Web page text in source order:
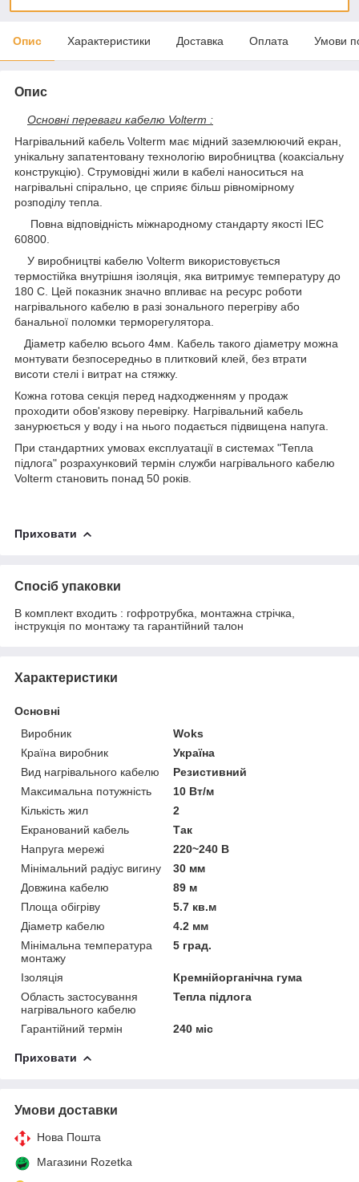
Опис Характеристики Доставка Оплата Умови
Опис
Основні переваги кабелю Volterm :
Нагрівальний кабель Volterm має мідний заземлюючий екран,
унікальну запатентовану технологію виробництва (коаксіальну
конструкцію). Струмовідні жили в кабелі наноситься на
нагрівальні спірально, це сприяє більш рівномірному
розподілу тепла.
Повна відповідність міжнародному стандарту якості IEC
60800.
У виробництві кабелю Volterm використовується
термостійка внутрішня ізоляція, яка витримує температуру до
180 С. Цей показник значно впливає на ресурс роботи
нагрівального кабелю в разі зонального перегріву або
банальної поломки терморегулятора.
Діаметр кабелю всього 4мм. Кабель такого діаметру можна
монтувати безпосередньо в плитковий клей, без втрати
висоти стелі і витрат на стяжку.
Кожна готова секція перед надходженням у продаж
проходити обов'язкову перевірку. Нагрівальний кабель
занурюється у воду і на нього подається підвищена напуга.
При стандартних умовах експлуатації в системах "Тепла
підлога" розрахунковий термін служби нагрівального кабелю
Volterm становить понад 50 років.
Приховати
Спосіб упаковки
В комплект входить : гофротрубка, монтажна стрічка,
інструкція по монтажу та гарантійний талон
Характеристики
Основні
Виробник
Woks
Країна виробник
Україна
Вид нагрівального кабелю
Резистивний
Максимальна потужність
10 Вт/м
Кількість жил
2
Екранований кабель
Так
Напруга мережі
220~240 В
Мінімальний радіус вигину
30 мм
Довжина кабелю
89 м
Площа обігріву
5.7 кв.м
Діаметр кабелю
4.2 мм
Мінімальна температура
монтажу
5 град.
Ізоляція
Кремнійорганічна гума
Область застосування
нагрівального кабелю
Тепла підлога
Гарантійний термін 240 міс
Приховати
Умови доставки
Нова Пошта
Магазини Rozetka